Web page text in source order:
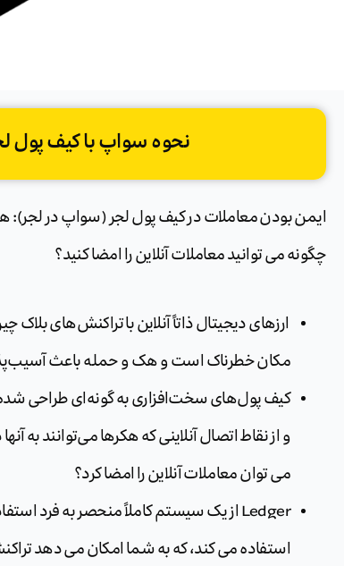
نحوه سواپ با کیف پول
ایمن بودن معاملات در کیف پول لجر (سواپ در لجر):
چگونه می توانید معاملات آنلاین را امضا کنید؟
ارزهای دیجیتال ذاتاً آنلاین با تراکنش‌های
مکان خطرناک است و هک و حمله باعث
کیف پول‌های سخت‌افزاری به گونه‌ای طراحی
و از نقاط اتصال آنلاینی که هکرها می‌توانند به
می توان معاملات آنلاین را امضا کرد؟
استفاده می کند، که به شما امکان می دهد